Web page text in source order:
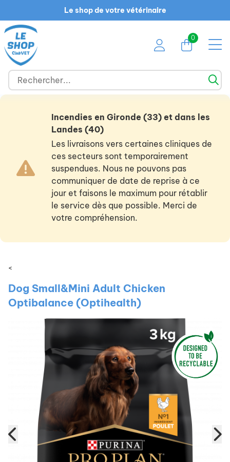
Le shop de votre vétérinaire
0
Incendies en Gironde (33) et dans les
Landes (40)
Les livraisons vers certaines cliniques de
ces secteurs sont temporairement
suspendues. Nous ne pouvons pas
communiquer de date de reprise à ce
jour et faisons le maximum pour rétablir
le service dès que possible. Merci de
votre compréhension.
<
Dog Small&Mini Adult Chicken
Optibalance (Optihealth)